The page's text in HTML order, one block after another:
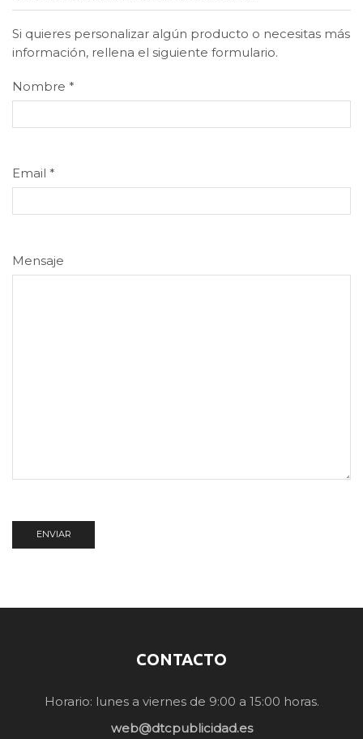
Si quieres personalizar algún producto o necesitas más
información, rellena el siguiente formulario.
Nombre *
Email *
Mensaje
CONTACTO
Horario: lunes a viernes de 9:00 a 15:00 horas.
web@dtcpublicidad.es